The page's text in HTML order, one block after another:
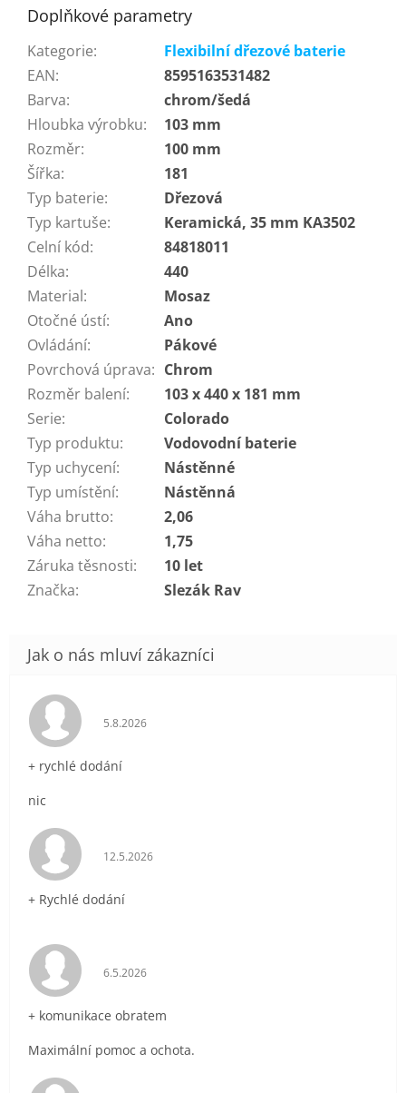
Doplňkové parametry
Kategorie:
Flexibilní dřezové baterie
EAN:
8595163531482
Barva:
chrom/šedá
Hloubka výrobku:
103 mm
Rozměr:
100 mm
Šířka:
181
Typ baterie:
Dřezová
Typ kartuše:
Keramická, 35 mm KA3502
Celní kód:
84818011
Délka:
440
Material:
Mosaz
Otočné ústí:
Ano
Ovládání:
Pákové
Povrchová úprava: Chrom
Rozměr balení:
103 x 440 x 181 mm
Serie:
Colorado
Typ produktu:
Vodovodní baterie
Typ uchycení:
Nástěnné
Typ umístění:
Nástěnná
Váha brutto:
2,06
Váha netto:
1,75
Záruka těsnosti:
10 let
Značka: Slezák Rav
Hodnocení obchodu je 5 z 5 hvězdiček.
5.8.2026
+ rychlé dodání
nic
Hodnocení obchodu je 5 z 5 hvězdiček.
12.5.2026
+ Rychlé dodání
Hodnocení obchodu je 5 z 5 hvězdiček.
6.5.2026
+ komunikace obratem
Maximální pomoc a ochota.